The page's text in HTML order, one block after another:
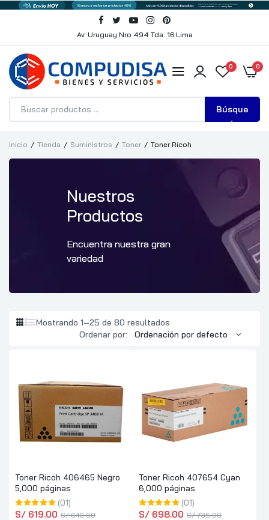
Av. Uruguay Nro 494 Tda. 16 Lima
Búsque
da
0 0
Inicio Tienda Suministros Toner Toner Ricoh
Nuestros
Productos
Encuentra nuestra gran
variedad
Mostrando 1–25 de 80 resultados
Ordenar por:
Toner Ricoh 406465 Negro
5,000 páginas
(01)
S/ 640.00
S/ 619.00
Toner Ricoh 407654 Cyan
6,000 páginas
(01)
S/ 735.00
S/ 698.00